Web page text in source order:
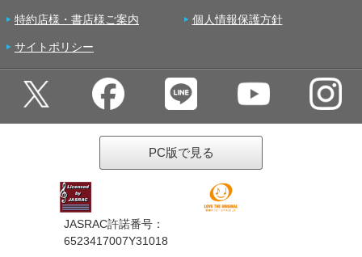
特約店様・書店様ご案内 個人情報保護方針
サイトポリシー
PC版で見る
JASRAC許諾番号：
6523417007Y31018